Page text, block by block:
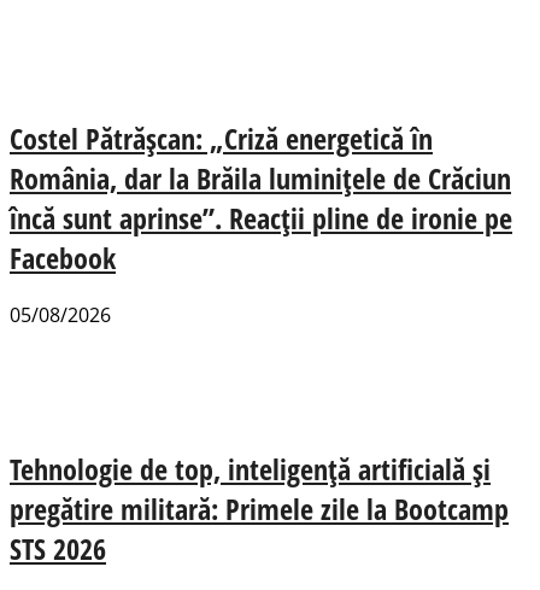
Costel Pătrășcan: „Criză energetică în
România, dar la Brăila luminițele de Crăciun
încă sunt aprinse”. Reacții pline de ironie pe
Facebook
05/08/2026
Tehnologie de top, inteligență artificială și
pregătire militară: Primele zile la Bootcamp
STS 2026